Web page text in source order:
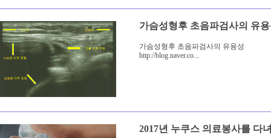
가슴성형후 초음파검사의 유
가슴성형후 초음파검사의 유용성
http://blog.naver.co...
2017년 누쿠스 의료봉사를 다